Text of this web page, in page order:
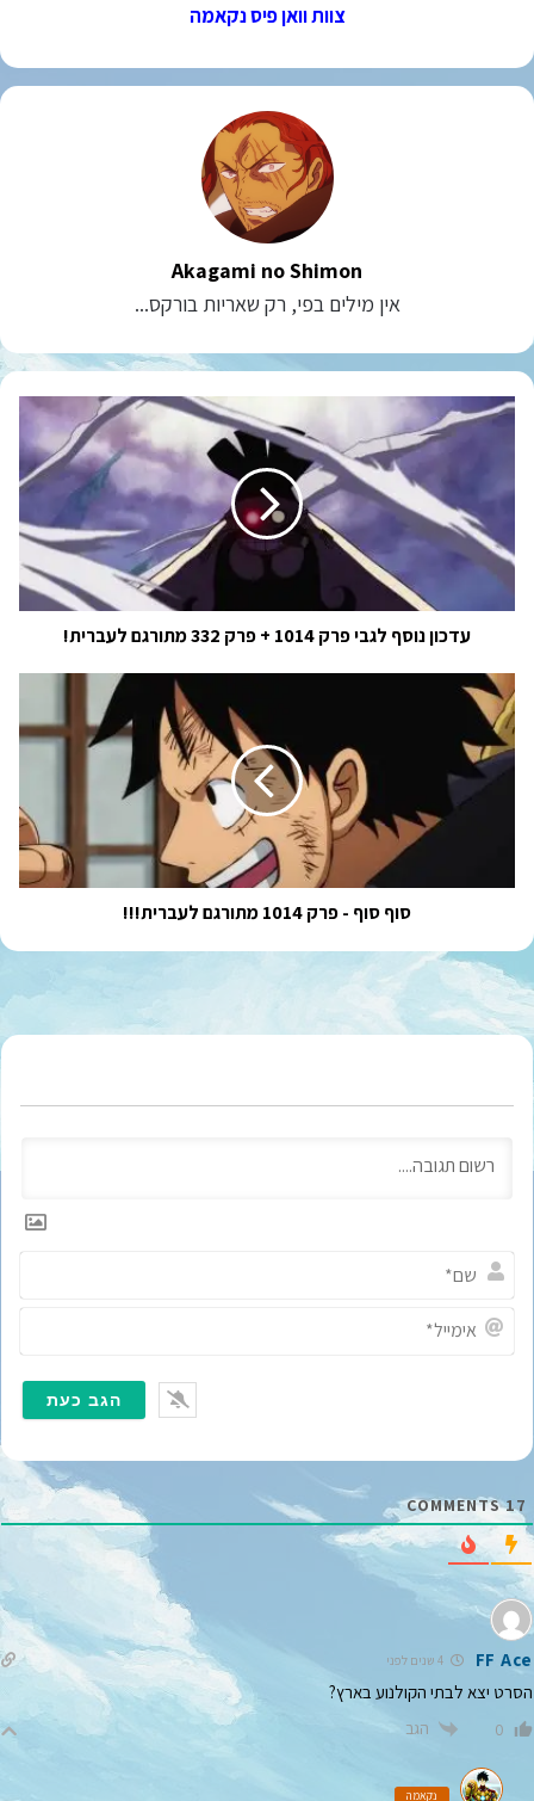
צוות וואן פיס נקאמה
Akagami no Shimon
אין מילים בפי, רק שאריות בורקס...
עדכון
1014
פרק
332
מתורגם
לעברית!עדכון נוסף לגבי פרק 1014 + פרק 332 מתורגם לעברית!
סוף
סוף
-
פרק
1014
מתורגם
לעברית!!!
סוף סוף - פרק 1014 מתורגם לעברית!!!
ם
*
י
ל
17
COMMENTS
FF Ace 4 שנים לפני
הסרט יצא לבתי הקולנוע בארץ?
0 הגב
נקאמה